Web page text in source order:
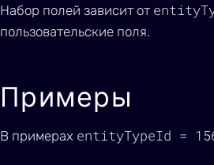
Набор полей зависит от
пользовательские поля.
Примеры
В примерах entityTypeId =